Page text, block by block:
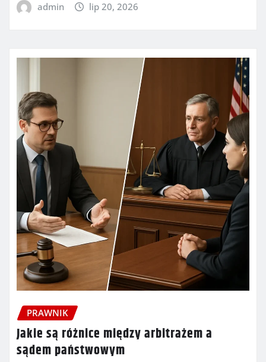
admin lip 20, 2026
PRAWNIK
Jakie są różnice między arbitrażem a
sądem państwowym